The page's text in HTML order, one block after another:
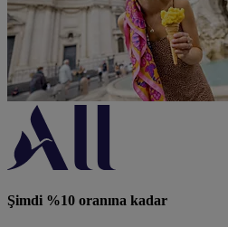
Şimdi %10 oranına kadar